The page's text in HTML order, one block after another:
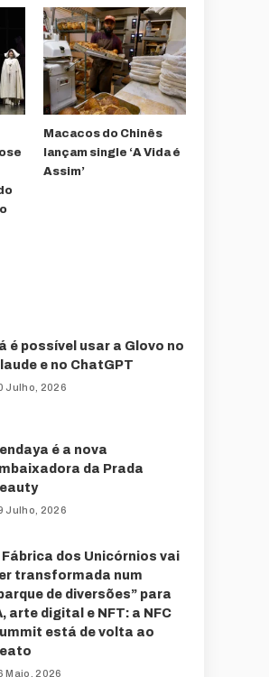
Macacos do Chinês
lançam single ‘A Vida é
Assim’
é possível usar a Glovo no
e no ChatGPT
Julho, 2026
é a nova
da Prada
Julho, 2026
Fábrica dos Unicórnios vai
transformada num
de diversões” para
arte digital e NFT: a NFC
está de volta ao
Maio, 2026